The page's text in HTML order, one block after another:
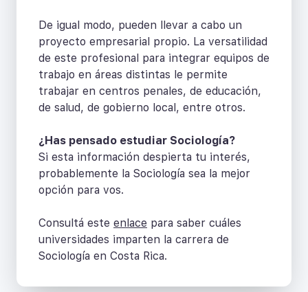
De igual modo, pueden llevar a cabo un
proyecto empresarial propio. La versatilidad
de este profesional para integrar equipos de
trabajo en áreas distintas le permite
trabajar en centros penales, de educación,
de salud, de gobierno local, entre otros.
¿Has pensado estudiar Sociología?
Si esta información despierta tu interés,
probablemente la Sociología sea la mejor
opción para vos.
Consultá este enlace para saber cuáles
universidades imparten la carrera de
Sociología en Costa Rica.